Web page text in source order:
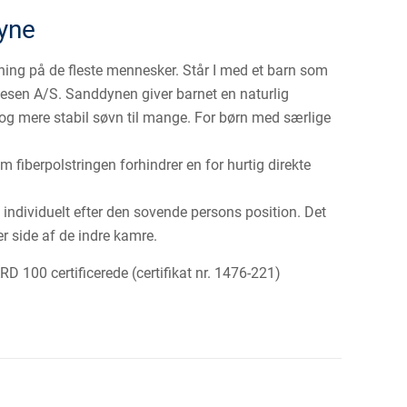
på de fleste mennesker. Står I med et barn som
A/S. Sanddynen giver barnet en naturlig
mere stabil søvn til mange. For børn med særlige
fiberpolstringen forhindrer en for hurtig direkte
efter den sovende persons position. Det
side af de indre kamre.
100 certificerede (certifikat nr. 1476-221)